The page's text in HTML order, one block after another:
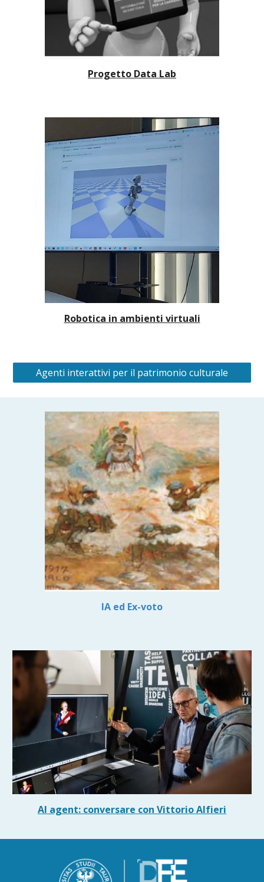
Progetto Data Lab
Robotica in ambienti virtuali
Agenti interattivi per il patrimonio culturale
IA ed Ex-voto
AI agent: conversare con Vittorio Alfieri